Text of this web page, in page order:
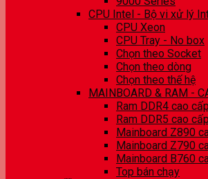
CPU Intel - Bộ vi xử lý
CPU Xeon
CPU Tray - No box
Chọn theo Socket
Chọn theo dòng
Chọn theo thế hệ
MAINBOARD & RAM -
Ram DDR4 cao cấp
Ram DDR5 cao cấp
Mainboard Z890
Mainboard Z790
Mainboard B760
Top bán chạy